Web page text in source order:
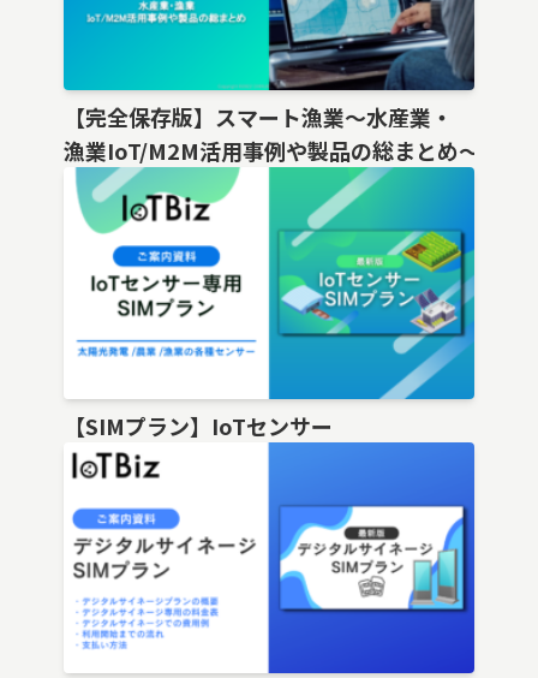
【完全保存版】スマート漁業〜水産業・
漁業IoT/M2M活用事例や製品の総まとめ〜
【SIMプラン】IoTセンサー